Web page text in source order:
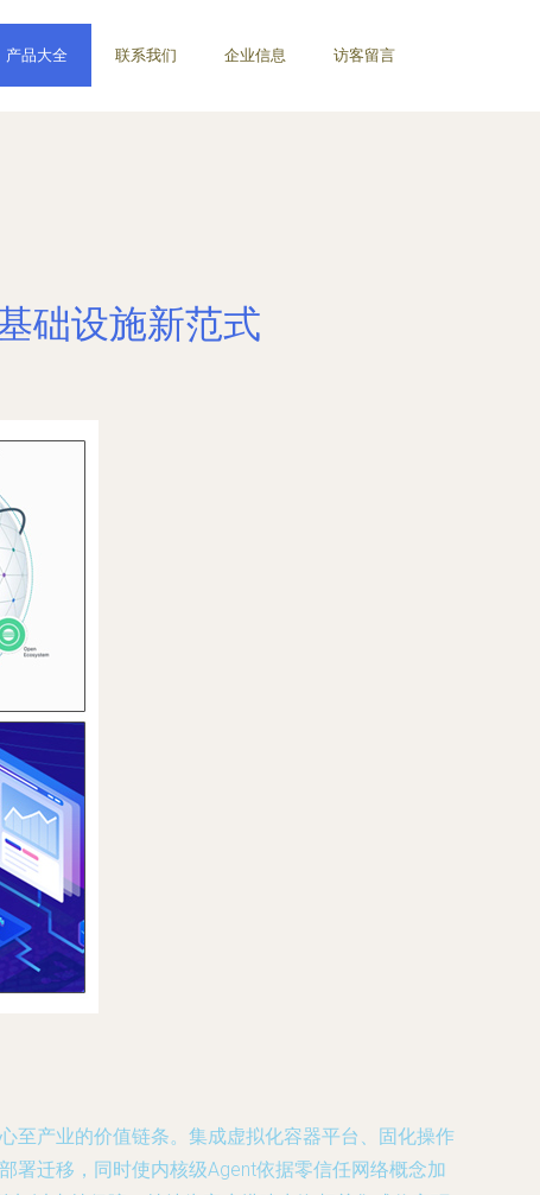
产品大全 联系我们 企业信息 访客留言
础设施新范式
至产业的价值链条。集成虚拟化容器平台、固化操作
署迁移，同时使内核级Agent依据零信任网络概念加